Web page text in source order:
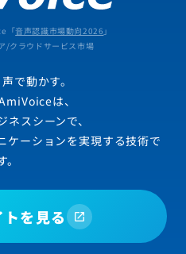
「音声認識市場動向2026 」
/クラウドサービス市場
で動かす。
は、
ネスシーンで、
ケーションを実現する技術で
。
を見る